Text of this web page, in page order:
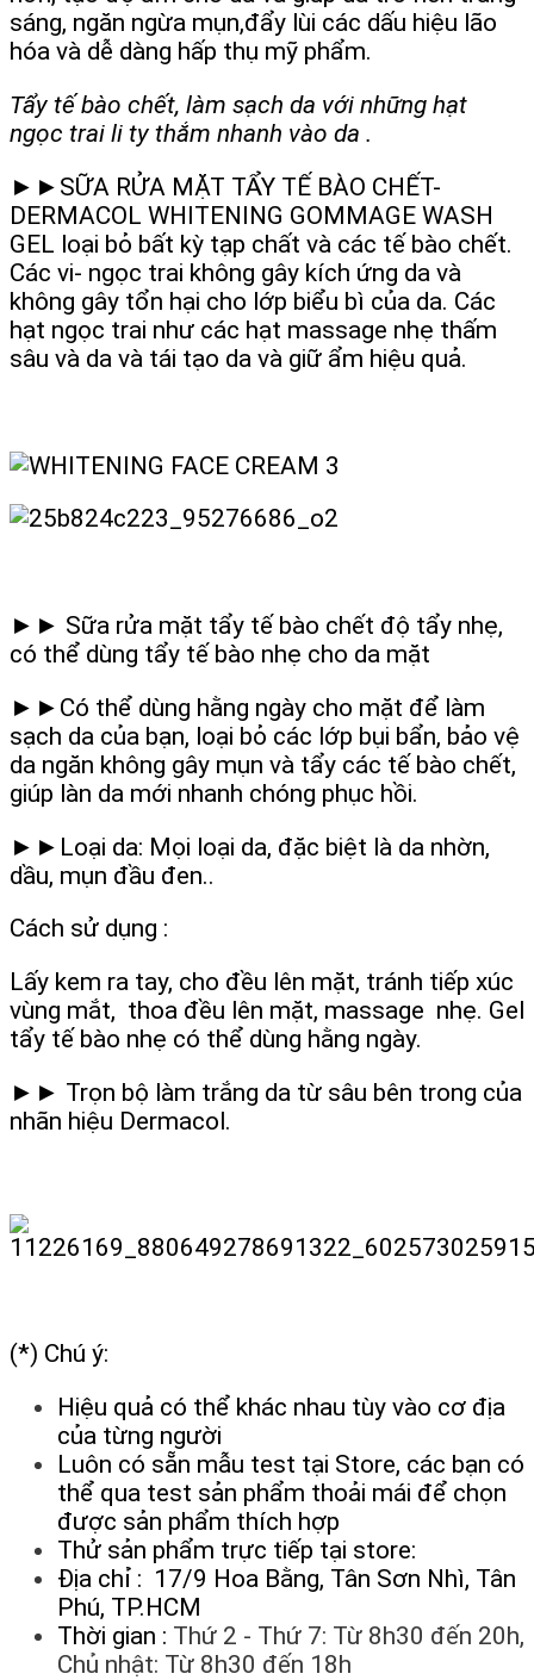
sáng, ngăn ngừa mụn,đẩy lùi các dấu hiệu lão
hóa và dễ dàng hấp thụ mỹ phẩm.
Tẩy tế bào chết, làm sạch da với những hạt
ngọc trai li ty thắm nhanh vào da .
►►SỮA RỬA MẶT TẨY TẾ BÀO CHẾT-
DERMACOL WHITENING GOMMAGE WASH
GEL loại bỏ bất kỳ tạp chất và các tế bào chết.
Các vi- ngọc trai không gây kích ứng da và
không gây tổn hại cho lớp biểu bì của da. Các
hạt ngọc trai như các hạt massage nhẹ thấm
sâu và da và tái tạo da và giữ ẩm hiệu quả.
►► Sữa rửa mặt tẩy tế bào chết độ tẩy nhẹ,
có thể dùng tẩy tế bào nhẹ cho da mặt
►►Có thể dùng hằng ngày cho mặt để làm
sạch da của bạn, loại bỏ các lớp bụi bẩn, bảo vệ
da ngăn không gây mụn và tẩy các tế bào chết,
giúp làn da mới nhanh chóng phục hồi.
►►Loại da: Mọi loại da, đặc biệt là da nhờn,
dầu, mụn đầu đen..
Cách sử dụng :
Lấy kem ra tay, cho đều lên mặt, tránh tiếp xúc
vùng mắt, thoa đều lên mặt, massage nhẹ. Gel
tẩy tế bào nhẹ có thể dùng hằng ngày.
►► Trọn bộ làm trắng da từ sâu bên trong của
nhãn hiệu Dermacol.
(*) Chú ý:
Hiệu quả có thể khác nhau tùy vào cơ địa
của từng người
Luôn có sẵn mẫu test tại Store, các bạn có
thể qua test sản phẩm thoải mái để chọn
được sản phẩm thích hợp
Thử sản phẩm trực tiếp tại store:
Địa chỉ : 17/9 Hoa Bằng, Tân Sơn Nhì, Tân
Phú, TP.HCM
Thời gian : Thứ 2 - Thứ 7: Từ 8h30 đến 20h,
Chủ nhật: Từ 8h30 đến 18h